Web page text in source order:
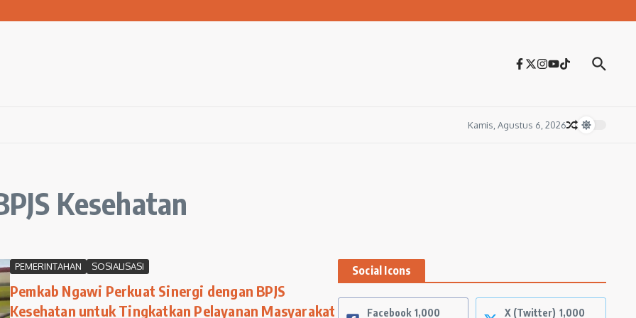
Ngawi Gelar Seminar Golden Parenting
Kamis, Agustus 6, 2026
Kesehatan
PEMERINTAHAN SOSIALISASI
Pemkab Ngawi Perkuat Sinergi dengan BPJS
Kesehatan untuk Tingkatkan Pelayanan Masyarakat
Social Icons
Facebook 1,000
X (Twitter) 1,000